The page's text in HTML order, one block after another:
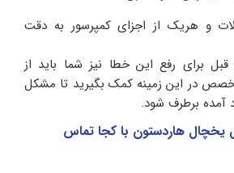
و هریک از اجزای کمپرسور به دقت
برای رفع این خطا نیز شما باید از
در این زمینه کمک بگیرید تا مشکل
آمده برطرف شود.
یخچال هاردستون با کجا تماس